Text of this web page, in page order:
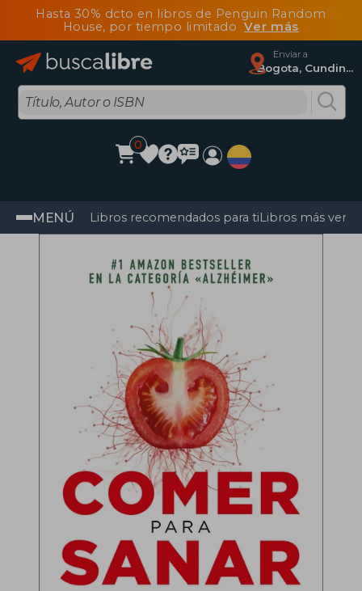
Hasta 30% dcto en libros de Penguin Random
House, por tiempo limitadoVer más
Enviar a
Bogota, Cundinamarca
0
MENÚ Libros recomendados para tiLibros más